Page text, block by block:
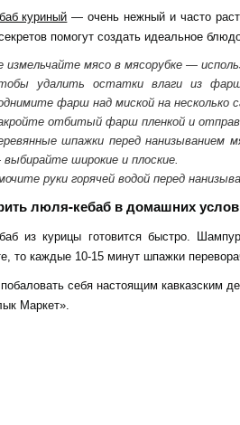
куриный — очень нежный и часто
помогут создать идеальное
измельчайте мясо в мясорубке —
удалить остатки влаги из
фарш над миской на несколько
отбитый фарш пленкой и
шпажки перед нанизыванием
широкие и плоские.
руки горячей водой перед
люля-кебаб в домашних
из курицы готовится быстро.
то каждые 10-15 минут шпажки
себя настоящим кавказским
Маркет».